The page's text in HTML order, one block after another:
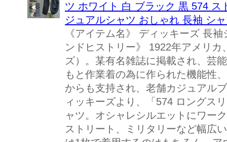
ツ ホワイト 白 ブラック 黒 574
ジュアルシャツ おしゃれ 長袖 シ
《アイテム名》 ディッキーズ 長
ンドヒストリー》 1922年アメリ
ズ）。某有名雑誌に掲載され、芸
もと作業着の為に作られた機能性
からも支持され、老舗カジュアル
ィッキーズより、「574 ロングス
ャツ。オシャレシルエットにワー
ストリート、ミリタリーなど幅広